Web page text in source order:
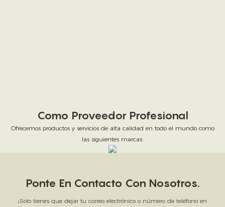
Como Proveedor Profesional
Ofrecemos productos y servicios de alta calidad en todo el mundo como
las siguientes marcas:
Ponte En Contacto Con Nosotros.
¡Solo tienes que dejar tu correo electrónico o número de teléfono en